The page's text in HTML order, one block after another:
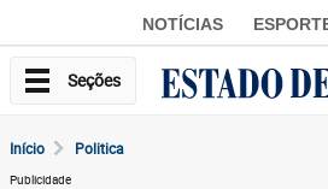
NOTÍCIAS
Seções
Início Politica
Publicidade